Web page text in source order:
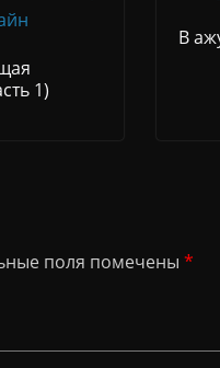
1)
В
поля помечены *